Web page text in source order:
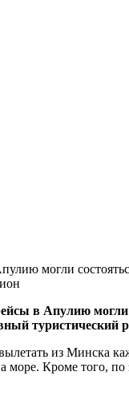
могли
в Апулию могли
туристический
из Минска
Кроме того, по